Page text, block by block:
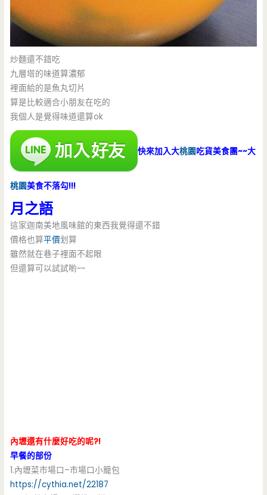
炒麵還不錯吃
九層塔的味道算濃郁
裡面給的是魚丸切片
算是比較適合小朋友在吃的
我個人是覺得味道還算ok
快來加入大桃園吃貨美食團~~大
桃園美食不落勾!!!
月之語
這家迦南美地風味館的東西我覺得還不錯
價格也算平價划算
雖然就在巷子裡面不起眼
但還算可以試試喲~~
內壢還有什麼好吃的呢?!
早餐的部份
1.內壢菜市場口–市場口小籠包
https://cythia.net/22187